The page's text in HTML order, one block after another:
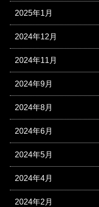
2025年1月
2024年12月
2024年11月
2024年9月
2024年8月
2024年6月
2024年5月
2024年4月
2024年2月